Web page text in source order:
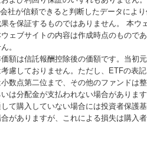
社が信頼できると判断したデータによ
を保証するものではありません。 本
ェブサイトの内容は作成時点のもの
。
額は信託報酬控除後の価額です。当
慮しておりません。ただし、ETFの
数点第二位まで、その他のファンドは
は分配金が支払われない場合があり
て購入していない場合には投資者保護
がありますが、これによる損失は購入